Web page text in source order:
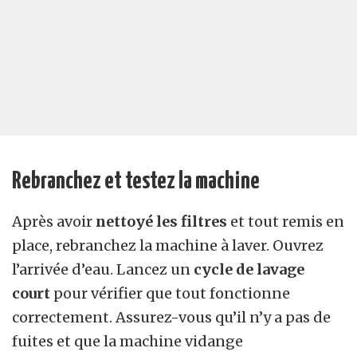
Rebranchez et testez la machine
Après avoir nettoyé les filtres et tout remis en
place, rebranchez la machine à laver. Ouvrez
l’arrivée d’eau. Lancez un cycle de lavage
court pour vérifier que tout fonctionne
correctement. Assurez-vous qu’il n’y a pas de
fuites et que la machine vidange